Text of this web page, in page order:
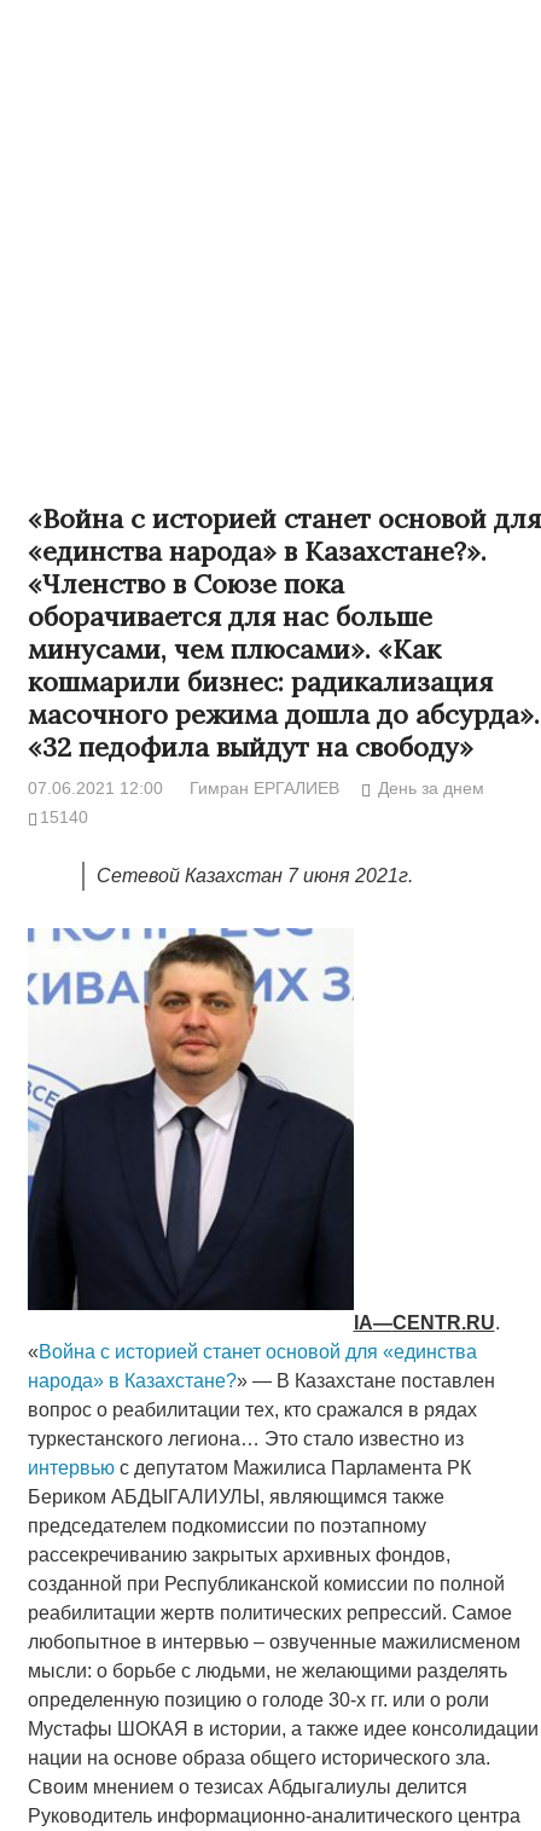
«Война с историей станет основой для
«единства народа» в Казахстане?».
«Членство в Союзе пока
оборачивается для нас больше
минусами, чем плюсами». «Как
кошмарили бизнес: радикализация
масочного режима дошла до абсурда».
«32 педофила выйдут на свободу»
07.06.2021 12:00 Гимран ЕРГАЛИЕВ
День за днем
15140
Сетевой Казахстан 7 июня 2021г.
IA—CENTR.RU.
«Война с историей станет основой для «единства
народа» в Казахстане?» — В Казахстане поставлен
вопрос о реабилитации тех, кто сражался в рядах
туркестанского легиона… Это стало известно из
интервьюс депутатом Мажилиса Парламента РК
Бериком АБДЫГАЛИУЛЫ, являющимся также
председателем подкомиссии по поэтапному
рассекречиванию закрытых архивных фондов,
созданной при Республиканской комиссии по полной
реабилитации жертв политических репрессий. Самое
любопытное в интервью – озвученные мажилисменом
мысли: о борьбе с людьми, не желающими разделять
определенную позицию о голоде 30-х гг. или о роли
Мустафы ШОКАЯ в истории, а также идее консолидации
нации на основе образа общего исторического зла.
Своим мнением о тезисах Абдыгалиулы делится
Руководитель информационно-аналитического центра